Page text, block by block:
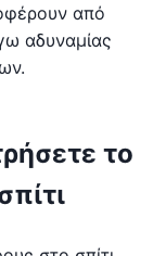
από
αδυναμίας
το